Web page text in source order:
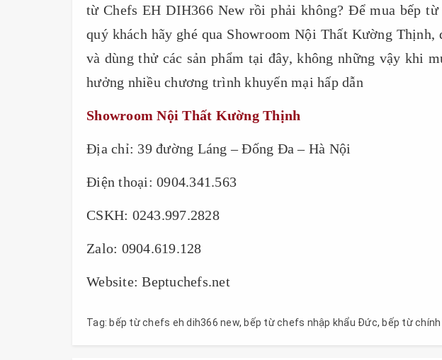
từ Chefs EH DIH366 New rồi phải không? Để mua bếp
quý khách hãy ghé qua Showroom Nội Thất Kường
và dùng thử các sản phẩm tại đây, không những vậy khi
hưởng nhiều chương trình khuyến mại hấp dẫn
Showroom Nội Thất Kường Thịnh
Địa chỉ: 39 đường Láng – Đống Đa – Hà Nội
Điện thoại: 0904.341.563
CSKH: 0243.997.2828
Zalo: 0904.619.128
Website: Beptuchefs.net
Tag: bếp từ chefs eh dih366 new, bếp từ chefs nhập khẩu Đức, bếp từ chính